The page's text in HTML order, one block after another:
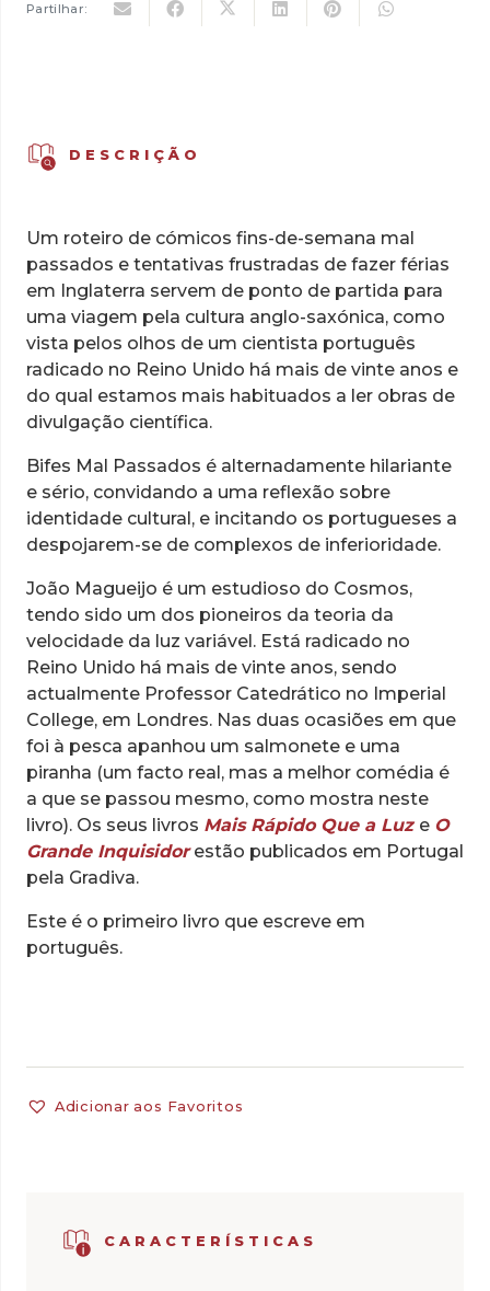
Partilhar:
CARACTERÍSTICAS
DESCRIÇÃO
Um roteiro de cómicos fins-de-semana mal
passados e tentativas frustradas de fazer férias
em Inglaterra servem de ponto de partida para
uma viagem pela cultura anglo-saxónica, como
vista pelos olhos de um cientista português
radicado no Reino Unido há mais de vinte anos e
do qual estamos mais habituados a ler obras de
divulgação científica.
Bifes Mal Passados é alternadamente hilariante
e sério, convidando a uma reflexão sobre
identidade cultural, e incitando os portugueses a
despojarem-se de complexos de inferioridade.
João Magueijo é um estudioso do Cosmos,
tendo sido um dos pioneiros da teoria da
velocidade da luz variável. Está radicado no
Reino Unido há mais de vinte anos, sendo
actualmente Professor Catedrático no Imperial
College, em Londres. Nas duas ocasiões em que
foi à pesca apanhou um salmonete e uma
piranha (um facto real, mas a melhor comédia é
a que se passou mesmo, como mostra neste
livro). Os seus livros Mais Rápido Que a Luz e O
Grande Inquisidorestão publicados em Portugal
pela Gradiva.
Este é o primeiro livro que escreve em
português.
Adicionar aos Favoritos